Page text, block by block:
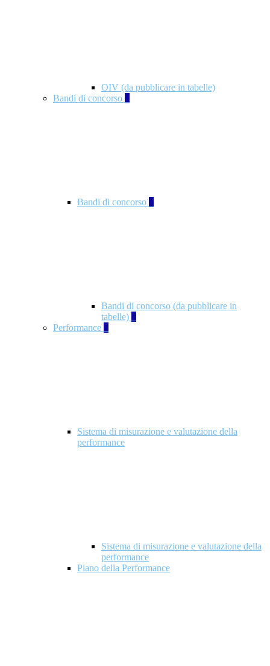
OIV (da pubblicare in tabelle)
Bandi di concorso 2
Bandi di concorso 2
Bandi di concorso (da pubblicare in
tabelle) 2
Performance 5
Sistema di misurazione e valutazione della
performance
Sistema di misurazione e valutazione della
performance
Piano della Performance